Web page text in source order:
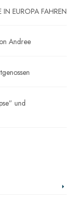
EUROPA FAHREN
Andree
und